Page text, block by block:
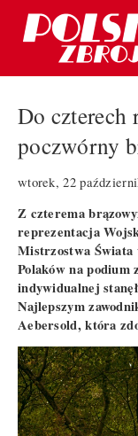
Do czterech
poczwórny
wtorek, 22
Z czterema
reprezentacja
Mistrzostwa Świata
Polaków na
indywidualnej
Najlepszym
Aebersold, która